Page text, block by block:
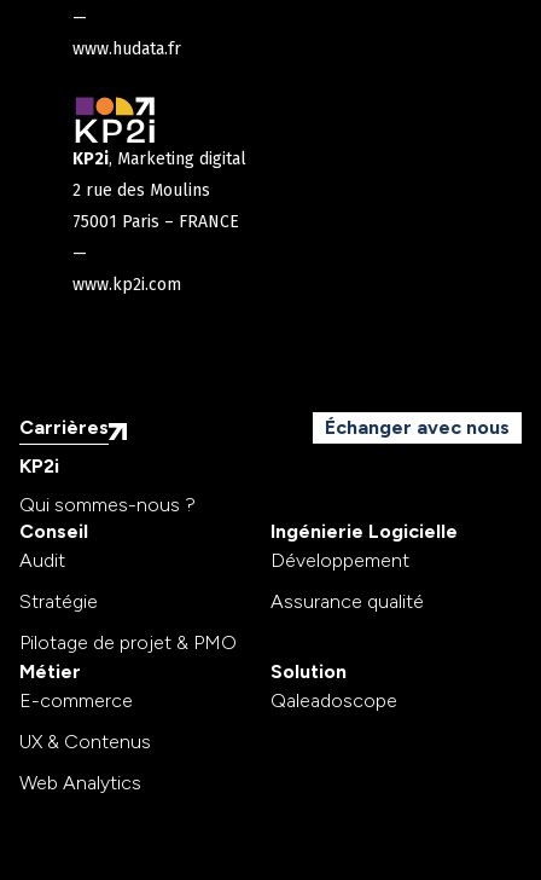
—
www.hudata.fr
KP2i, Marketing digital
2 rue des Moulins
75001 Paris – FRANCE
—
www.kp2i.com
Carrières
Échanger avec nous
KP2i
Qui sommes-nous ?
Conseil
Audit
Stratégie
Pilotage de projet & PMO
Ingénierie Logicielle
Développement
Assurance qualité
Métier
E-commerce
UX & Contenus
Web Analytics
Solution
Qaleadoscope